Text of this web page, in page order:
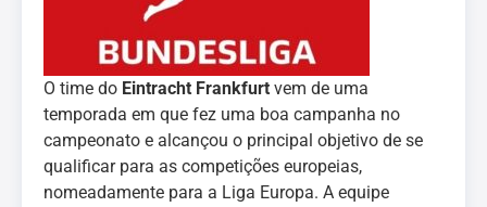
O time do Eintracht Frankfurt vem de uma
temporada em que fez uma boa campanha no
campeonato e alcançou o principal objetivo de se
qualificar para as competições europeias,
nomeadamente para a Liga Europa. A equipe